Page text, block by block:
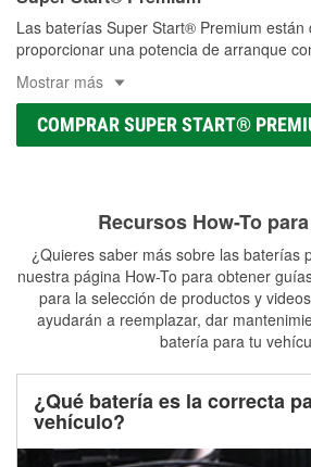
Las baterías Super Start® Premium están
proporcionar una potencia de arranque
Mostrar más
COMPRAR SUPER START®
Recursos How-To
¿Quieres saber más sobre las baterías
nuestra página How-To para obtener
para la selección de productos y
ayudarán a reemplazar, dar
batería para tu
¿Qué batería es la correcta
vehículo?